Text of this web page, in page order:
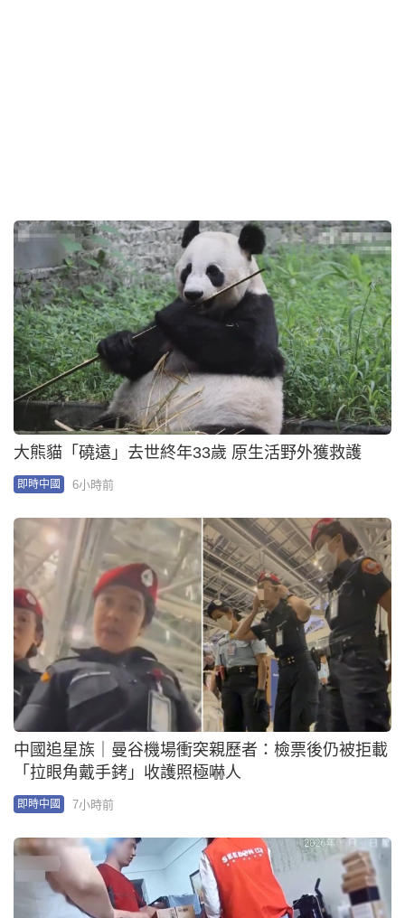
即時中國 6小時前
中國追星族｜曼谷機場衝突親歷者：檢票後仍被拒載
「拉眼角戴手銬」收護照極嚇人
即時中國 7小時前
成都女發現平台「以舊換新」漏洞 零元購逾3000件
電器
即時中國 8小時前